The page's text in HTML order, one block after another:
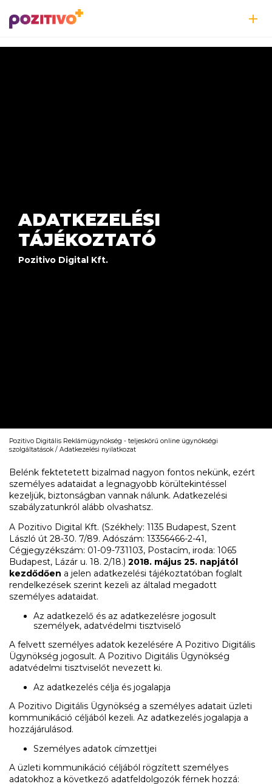
ADATKEZELÉSI
TÁJÉKOZTATÓ
Pozitivo Digital Kft.
Pozitivo Digitális Reklámügynökség - teljeskörű online ügynökségi
szolgáltatások
Adatkezelési nyilatkozat
Belénk fektetetett bizalmad nagyon fontos nekünk, ezért
személyes adataidat a legnagyobb körültekintéssel
kezeljük, biztonságban vannak nálunk. Adatkezelési
szabályzatunkról alább olvashatsz.
A Pozitivo Digital Kft. (Székhely: 1135 Budapest, Szent
László út 28-30. 7/89. Adószám: 13356466-2-41,
Cégjegyzékszám: 01-09-731103, Postacím, iroda: 1065
Budapest, Lázár u. 18. 2/18.) 2018. május 25. napjától
kezdődően a jelen adatkezelési tájékoztatóban foglalt
rendelkezések szerint kezeli az általad megadott
személyes adataidat.
Az adatkezelő és az adatkezelésre jogosult
személyek, adatvédelmi tisztviselő
A felvett személyes adatok kezelésére A Pozitivo Digitális
Ügynökség jogosult. A Pozitivo Digitális Ügynökség
adatvédelmi tisztviselőt nevezett ki.
Az adatkezelés célja és jogalapja
A Pozitivo Digitális Ügynökség a személyes adatait üzleti
kommunikáció céljából kezeli. Az adatkezelés jogalapja a
hozzájárulásod.
Személyes adatok címzettjei
A üzleti kommunikáció céljából rögzített személyes
adatokhoz a következő adatfeldolgozók férnek hozzá: